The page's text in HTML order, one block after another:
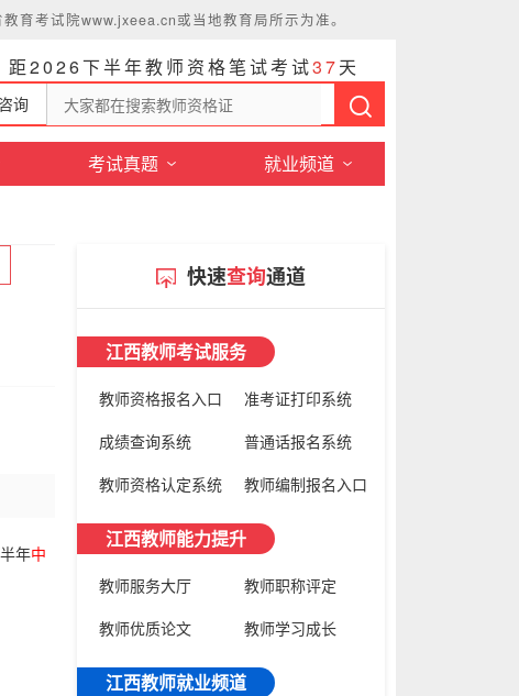
育考试院www.jxeea.cn或当地教育局所示为准。
距2026下半年教师资格笔试考试37天
询
考试真题 就业频道
年中
快速查询通道
江西教师考试服务
教师资格报名入口
准考证打印系统
成绩查询系统
普通话报名系统
教师资格认定系统
教师编制报名入口
江西教师能力提升
教师服务大厅
教师职称评定
教师优质论文
教师学习成长
江西教师就业频道